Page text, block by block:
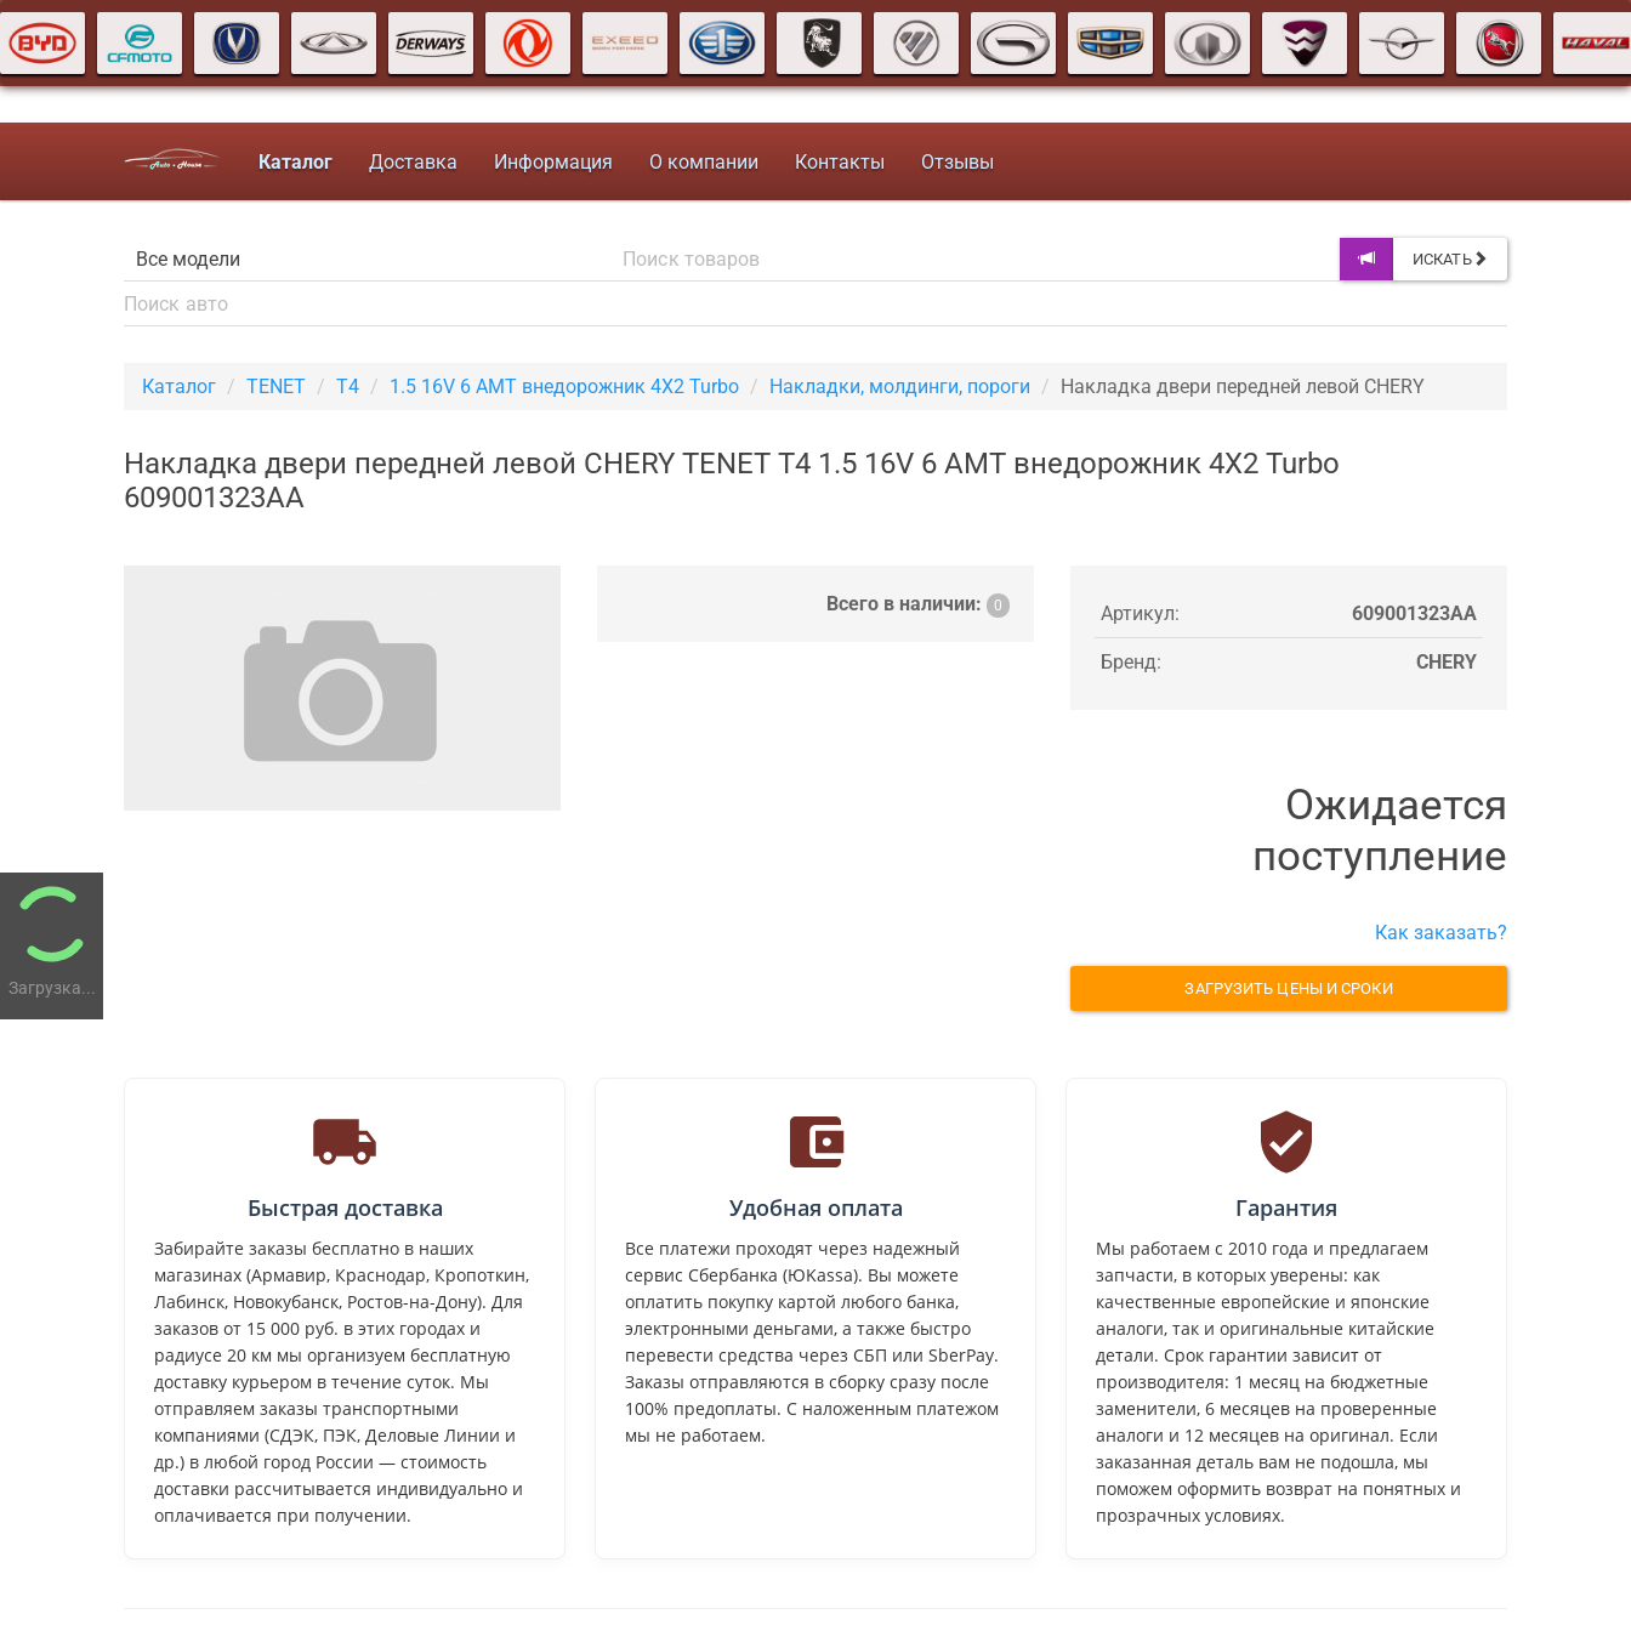
Загрузка...
Каталог Доставка Информация О компании Контакты Отзывы
ИСКАТЬ
Каталог TENET T4 1.5 16V 6 AMT внедорожник 4X2 Turbo Накладки, молдинги, пороги Накладка двери передней левой CHERY
Накладка двери передней левой CHERY TENET T4 1.5 16V 6 AMT внедорожник 4X2 Turbo
609001323AA
Всего в наличии: 0 Артикул: 609001323AA
Бренд: CHERY
Ожидается
поступление
Как заказать?
ЗАГРУЗИТЬ ЦЕНЫ И СРОКИ
Быстрая доставка
Забирайте заказы бесплатно в наших
магазинах (Армавир, Краснодар, Кропоткин,
Лабинск, Новокубанск, Ростов-на-Дону). Для
заказов от 15 000 руб. в этих городах и
радиусе 20 км мы организуем бесплатную
доставку курьером в течение суток. Мы
отправляем заказы транспортными
компаниями (СДЭК, ПЭК, Деловые Линии и
др.) в любой город России — стоимость
доставки рассчитывается индивидуально и
оплачивается при получении.
Удобная оплата
Все платежи проходят через надежный
сервис Сбербанка (ЮKassa). Вы можете
оплатить покупку картой любого банка,
электронными деньгами, а также быстро
перевести средства через СБП или SberPay.
Заказы отправляются в сборку сразу после
100% предоплаты. С наложенным платежом
мы не работаем.
Гарантия
Мы работаем с 2010 года и предлагаем
запчасти, в которых уверены: как
качественные европейские и японские
аналоги, так и оригинальные китайские
детали. Срок гарантии зависит от
производителя: 1 месяц на бюджетные
заменители, 6 месяцев на проверенные
аналоги и 12 месяцев на оригинал. Если
заказанная деталь вам не подошла, мы
поможем оформить возврат на понятных и
прозрачных условиях.